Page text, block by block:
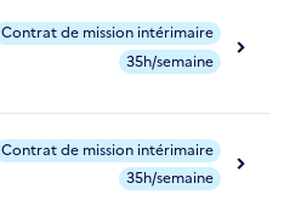
Contrat de mission intérimaire
35h/semaine
Contrat de mission intérimaire
35h/semaine